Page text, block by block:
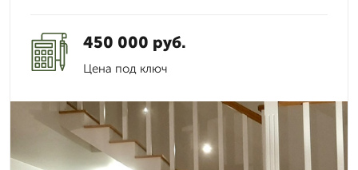
450 000 руб.
Цена под ключ